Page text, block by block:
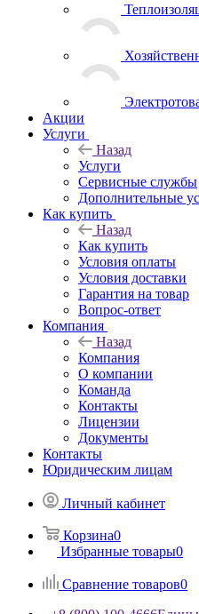
Акции
Услуги
Назад
Услуги
Сервисные службы
Дополнительные
Как купить
Назад
Как купить
Условия оплаты
Условия доставки
Гарантия на товар
Вопрос-ответ
Компания
Назад
Компания
О компании
Команда
Контакты
Лицензии
Документы
Контакты
Юридическим лицам
Личный кабинет
Корзина0
Избранные товары0
Сравнение товаров0